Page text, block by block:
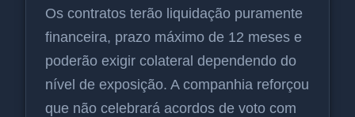
Os contratos terão liquidação puramente
financeira, prazo máximo de 12 meses e
poderão exigir colateral dependendo do
nível de exposição. A companhia reforçou
que não celebrará acordos de voto com